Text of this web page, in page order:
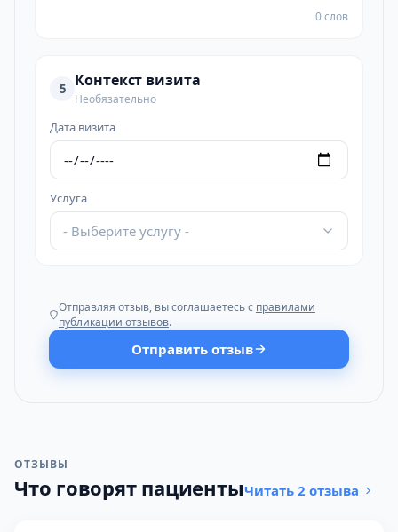
0 слов
5 Контекст визита
Необязательно
Дата визита
Услуга
- Выберите услугу -
Отправляя отзыв, вы соглашаетесь с правилами
публикации отзывов.
Отправить отзыв
ОТЗЫВЫ
Что говорят пациентыЧитать 2 отзыва